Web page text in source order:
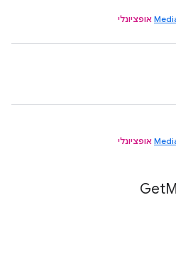
אופציונלי
אופציונלי
Get